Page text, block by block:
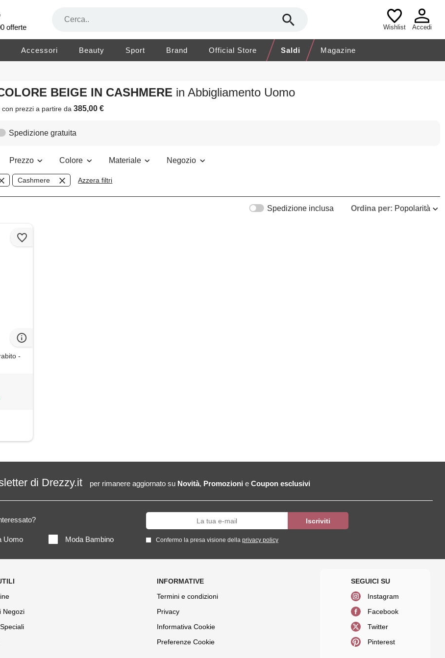
offerte Wishlist Accedi
Accessori Beauty Sport Brand Official Store Saldi Magazine
BEIGE IN CASHMERE in Abbigliamento Uomo
con prezzi a partire da385,00 €
Spedizione gratuita
Prezzo Colore Materiale Negozio
Cashmere Azzera filtri
Ordina per: Popolarità
Spedizione inclusa
-
di Drezzy.it per rimanere aggiornato su Novità, Promozioni e Coupon esclusivi
Uomo Moda Bambino Confermo la presa visione della privacy policy
Negozi
Termini e condizioni
Privacy
Informativa Cookie
Preferenze Cookie
Instagram
Facebook
Twitter
Pinterest